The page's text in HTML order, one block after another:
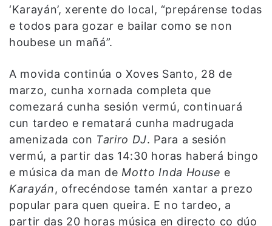
‘Karayán’, xerente do local, “prepárense todas
e todos para gozar e bailar como se non
houbese un mañá”.
A movida continúa o Xoves Santo, 28 de
marzo, cunha xornada completa que
comezará cunha sesión vermú, continuará
cun tardeo e rematará cunha madrugada
amenizada con Tariro DJ. Para a sesión
vermú, a partir das 14:30 horas haberá bingo
e música da man de Motto Inda House e
Karayán, ofrecéndose tamén xantar a prezo
popular para quen queira. E no tardeo, a
partir das 20 horas música en directo co dúo